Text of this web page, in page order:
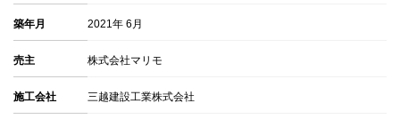
築年月 2021年 6月
売主 株式会社マリモ
施工会社 三越建設工業株式会社